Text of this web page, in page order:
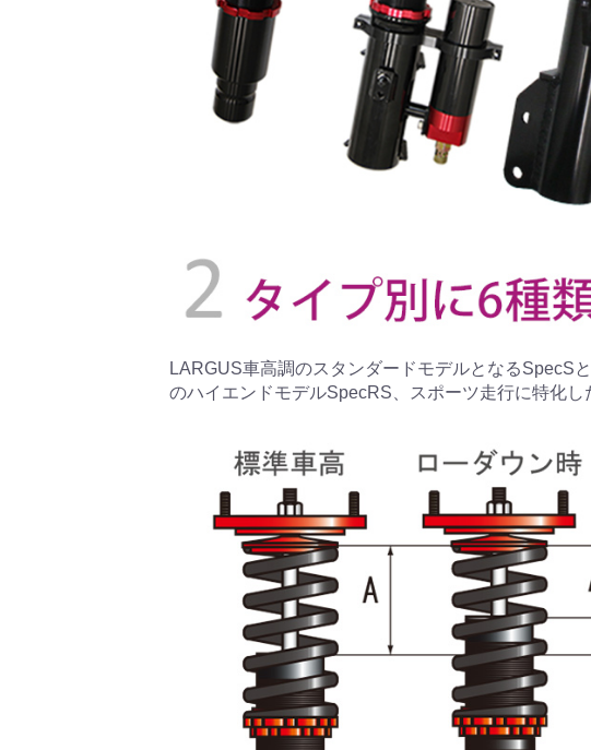
LARGUS車高調のスタンダードモデルとなるSpecS
のハイエンドモデルSpecRS、スポーツ走行に特化